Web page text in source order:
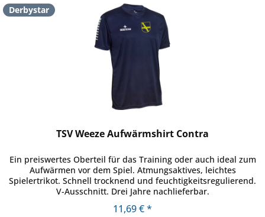
Derbystar
TSV Weeze Aufwärmshirt Contra
Ein preiswertes Oberteil für das Training oder auch ideal zum
Aufwärmen vor dem Spiel. Atmungsaktives, leichtes
Spielertrikot. Schnell trocknend und feuchtigkeitsregulierend.
V-Ausschnitt. Drei Jahre nachlieferbar.
11,69 € *